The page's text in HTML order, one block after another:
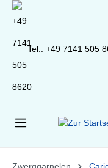
springen
Tel.: +49 7141 505